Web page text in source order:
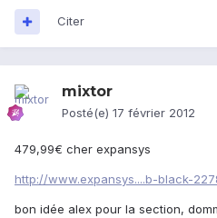
Citer
mixtor
Posté(e) 17 février 2012
479,99€ cher expansys
http://www.expansys....b-black-
bon idée alex pour la section,